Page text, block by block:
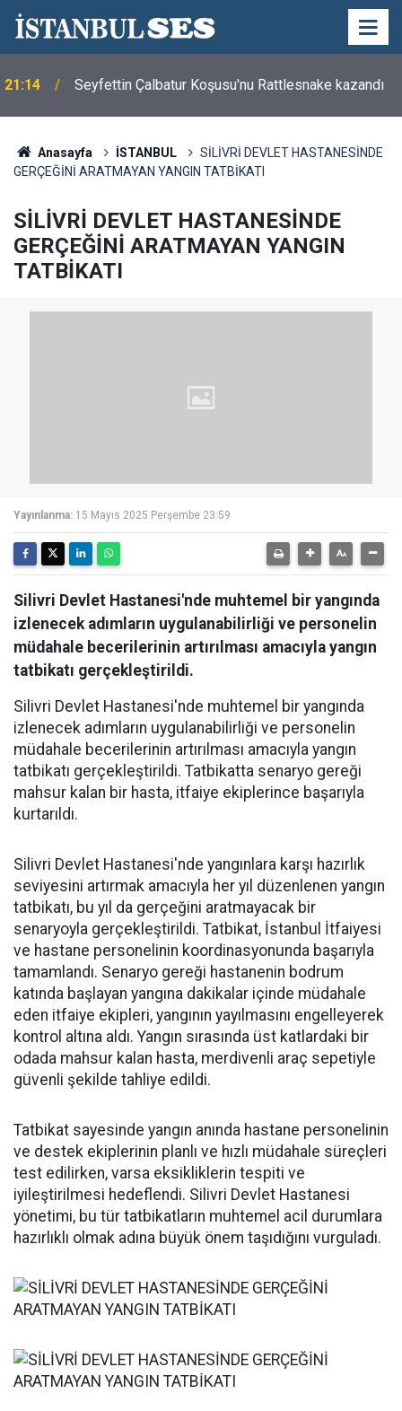
21:14 Seyfettin Çalbatur Koşusu'nu Rattlesnake kazandı
Anasayfa İSTANBUL
SİLİVRİ DEVLET HASTANESİNDE
GERÇEĞİNİ ARATMAYAN YANGIN TATBİKATI
SİLİVRİ DEVLET HASTANESİNDE
GERÇEĞİNİ ARATMAYAN YANGIN
TATBİKATI
Yayınlanma: 15 Mayıs 2025 Perşembe 23:59
Silivri Devlet Hastanesi'nde muhtemel bir yangında
izlenecek adımların uygulanabilirliği ve personelin
müdahale becerilerinin artırılması amacıyla yangın
tatbikatı gerçekleştirildi.
Silivri Devlet Hastanesi'nde muhtemel bir yangında
izlenecek adımların uygulanabilirliği ve personelin
müdahale becerilerinin artırılması amacıyla yangın
tatbikatı gerçekleştirildi. Tatbikatta senaryo gereği
mahsur kalan bir hasta, itfaiye ekiplerince başarıyla
kurtarıldı.
Silivri Devlet Hastanesi'nde yangınlara karşı hazırlık
seviyesini artırmak amacıyla her yıl düzenlenen yangın
tatbikatı, bu yıl da gerçeğini aratmayacak bir
senaryoyla gerçekleştirildi. Tatbikat, İstanbul İtfaiyesi
ve hastane personelinin koordinasyonunda başarıyla
tamamlandı. Senaryo gereği hastanenin bodrum
katında başlayan yangına dakikalar içinde müdahale
eden itfaiye ekipleri, yangının yayılmasını engelleyerek
kontrol altına aldı. Yangın sırasında üst katlardaki bir
odada mahsur kalan hasta, merdivenli araç sepetiyle
güvenli şekilde tahliye edildi.
Tatbikat sayesinde yangın anında hastane personelinin
ve destek ekiplerinin planlı ve hızlı müdahale süreçleri
test edilirken, varsa eksikliklerin tespiti ve
iyileştirilmesi hedeflendi. Silivri Devlet Hastanesi
yönetimi, bu tür tatbikatların muhtemel acil durumlara
hazırlıklı olmak adına büyük önem taşıdığını vurguladı.